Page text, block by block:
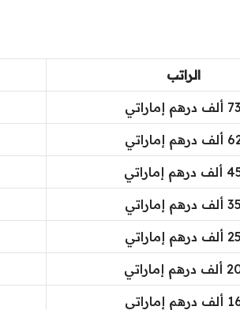
الراتب
73 ألف درهم إماراتي
درهم إماراتي
درهم إماراتي
35 ألف درهم إماراتي
25 ألف درهم إماراتي
درهم إماراتي
درهم إماراتي